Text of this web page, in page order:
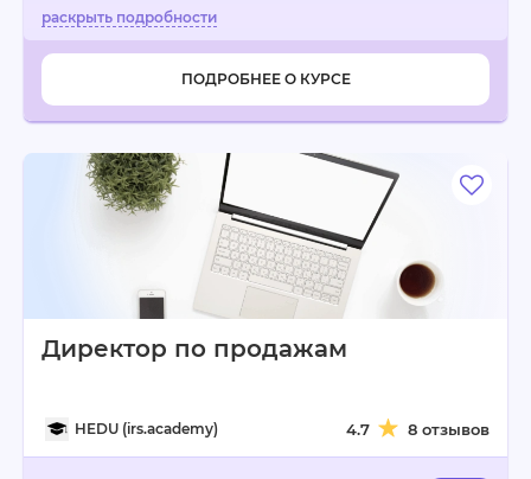
ПОДРОБНЕЕ О КУРСЕ
Директор по продажам
HEDU (irs.academy) 4.7 8 отзывов